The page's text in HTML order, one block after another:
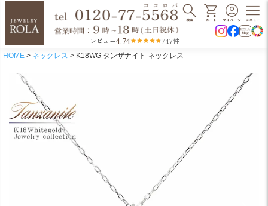
レビュー4.74 747件
HOME ネックレス K18WG タンザナイト ネックレス